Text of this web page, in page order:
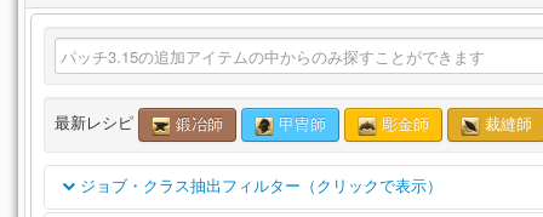
最新レシピ 鍛冶師 甲冑師 彫金師 裁縫師
ジョブ・クラス抽出フィルター（クリックで表示）